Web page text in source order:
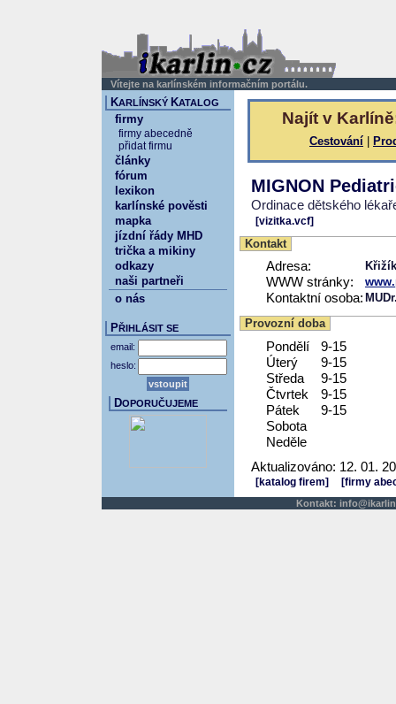
Vítejte na karlínském informačním portálu.
Najít v
Cestování
MIGNON
Ordinace dětského
[vizitka.vcf]
Kontakt
Adresa:
WWW stránky:
Kontaktní osoba:
Provozní doba
Pondělí
9-15
Úterý
9-15
Středa
9-15
Čtvrtek
9-15
Pátek
9-15
Sobota
Neděle
Aktualizováno: 12. 01.
[katalog firem] [firmy
KARLÍNSKÝ KATALOG
firmy
firmy abecedně
přidat firmu
články
fórum
lexikon
karlínské pověsti
mapka
jízdní řády MHD
trička a mikiny
odkazy
naši partneři
o nás
PŘIHLÁSIT SE
email:
heslo:
DOPORUČUJEME
Kontakt: